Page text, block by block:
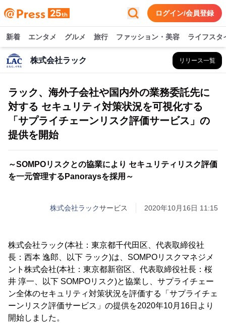
ログイン/会員登録
新着 エンタメ グルメ 旅行 ファッション・美容 ライフスタ
株式会社ラック リリース一覧
ラック、海外子会社や国内外の業務委託先に
対する セキュリティ対策状況を可視化する
「サプライチェーンリスク評価サービス」の
提供を開始
～SOMPOリスクとの協業により セキュリティリスク評価
を一元管理するPanoraysを採用～
株式会社ラックサービス 2020年10月16日 11:15
株式会社ラック(本社：東京都千代田区、代表取締役社
長：西本 逸郎、以下 ラック)は、SOMPOリスクマネジメ
ント株式会社(本社：東京都新宿区、代表取締役社長：桜
井 淳一、以下 SOMPOリスク)と協業し、サプライチェー
ン全体のセキュリティ対策状況を評価する「サプライチェ
ーンリスク評価サービス」の提供を2020年10月16日より
開始しました。